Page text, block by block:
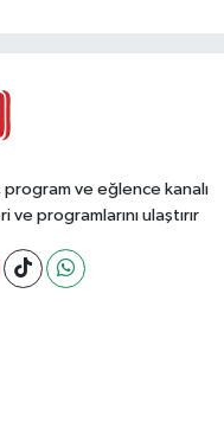
ve eğlence kanalı
programlarını ulaştırır